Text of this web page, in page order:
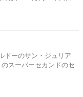
ドーのサン・ジュリア
スーパーセカンドのセ